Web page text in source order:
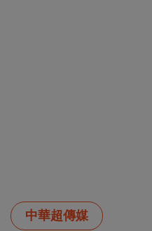
中華超傳媒